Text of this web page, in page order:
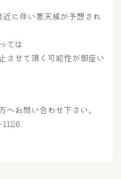
に伴い悪天候が予想され
ては
させて頂く可能性が御座い
へお問い合わせ下さい。